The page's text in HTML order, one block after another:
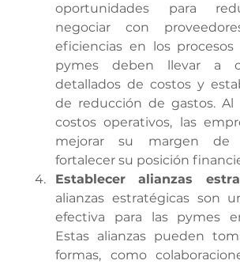
oportunidades para
negociar con
eficiencias en los procesos
pymes deben llevar a
detallados de costos y
de reducción de gastos. Al
costos operativos, las
mejorar su margen de
fortalecer su posición
Establecer alianzas
alianzas estratégicas son
efectiva para las pymes
Estas alianzas pueden
formas, como